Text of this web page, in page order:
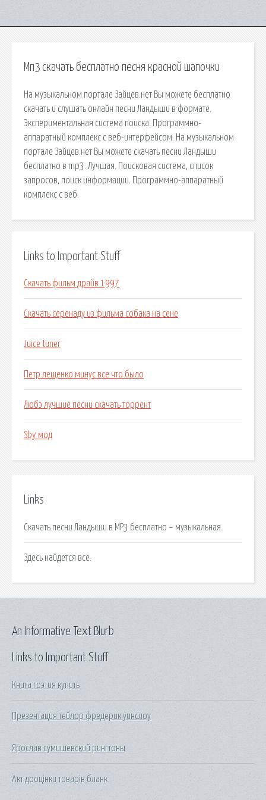
Мп3 скачать бесплатно песня красной шапочки
На музыкальном портале Зайцев.нет Вы можете бесплатно
скачать и слушать онлайн песни Ландыши в формате.
Экспериментальная система поиска. Программно-
аппаратный комплекс с веб-интерфейсом. На музыкальном
портале Зайцев.нет Вы можете скачать песни Ландыши
бесплатно в mp3. Лучшая. Поисковая сиcтема, список
запросов, поиск информации. Программно-аппаратный
комплекс с веб.
Links to Important Stuff
Скачать фильм драйв 1997
Скачать серенаду из фильма собака на сене
Juice tuner
Петр лещенко минус все что было
Любэ лучшие песни скачать торрент
Sby мод
Links
Скачать песни Ландыши в MP3 бесплатно – музыкальная.
Здесь найдется все.
Links to Important Stuff
Книга гоэтия купить
Презентация тейлор фредерик уинслоу
Ярослав сумишевский рингтоны
Акт дооцінки товарів бланк
An Informative Text Blurb